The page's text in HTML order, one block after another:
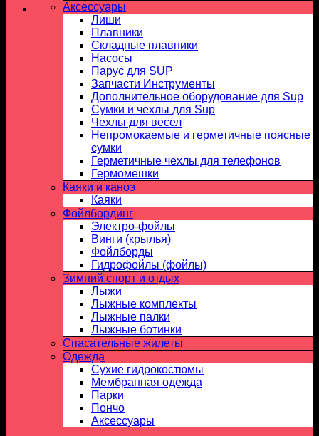
Аксессуары
Лиши
Плавники
Складные плавники
Насосы
Парус для SUP
Запчасти Инструменты
Дополнительное оборудование для Sup
Сумки и чехлы для Sup
Чехлы для весел
Непромокаемые и герметичные поясные
сумки
Герметичные чехлы для телефонов
Гермомешки
Каяки и каноэ
Каяки
Фойлбординг
Электро-фойлы
Винги (крылья)
Фойлборды
Гидрофойлы (фойлы)
Зимний спорт и отдых
Лыжи
Лыжные комплекты
Лыжные палки
Лыжные ботинки
Спасательные жилеты
Одежда
Сухие гидрокостюмы
Мембранная одежда
Парки
Пончо
Аксессуары